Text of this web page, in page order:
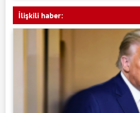
İlişkili haber: